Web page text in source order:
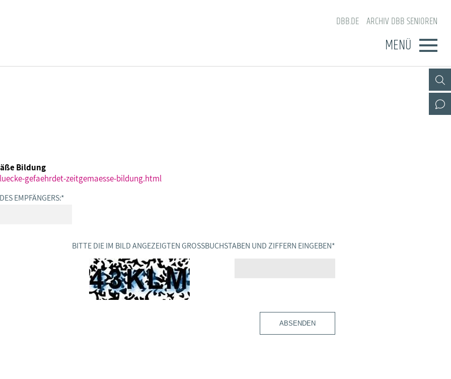
DBB.DE ARCHIV DBB SENIOREN
MENÜ
Geschäftsführung
Bundesseniorenkongress
Bildung
gefaehrdet-zeitgemaesse-bildung.html
EMPFÄNGERS:*
BITTE DIE IM BILD ANGEZEIGTEN GROSSBUCHSTABEN UND ZIFFERN EINGEBEN *
ABSENDEN